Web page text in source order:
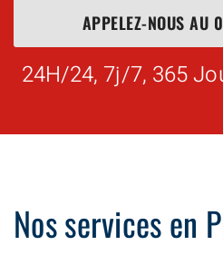
APPELEZ-NOUS AU
24H/24, 7j/7, 365
Nos services en